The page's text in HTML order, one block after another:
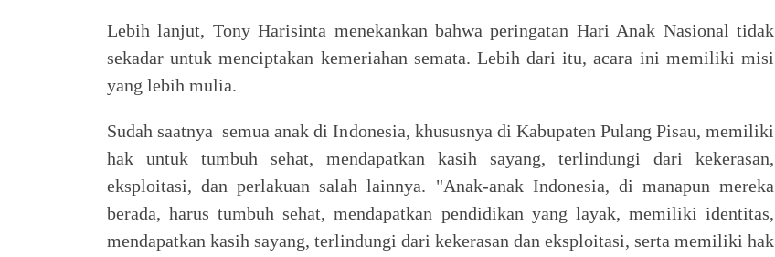
Lebih lanjut, Tony Harisinta menekankan bahwa peringatan Hari Anak Nasional tidak
sekadar untuk menciptakan kemeriahan semata. Lebih dari itu, acara ini memiliki misi
yang lebih mulia.
Sudah saatnya semua anak di Indonesia, khususnya di Kabupaten Pulang Pisau, memiliki
hak untuk tumbuh sehat, mendapatkan kasih sayang, terlindungi dari kekerasan,
eksploitasi, dan perlakuan salah lainnya. "Anak-anak Indonesia, di manapun mereka
berada, harus tumbuh sehat, mendapatkan pendidikan yang layak, memiliki identitas,
mendapatkan kasih sayang, terlindungi dari kekerasan dan eksploitasi, serta memiliki hak